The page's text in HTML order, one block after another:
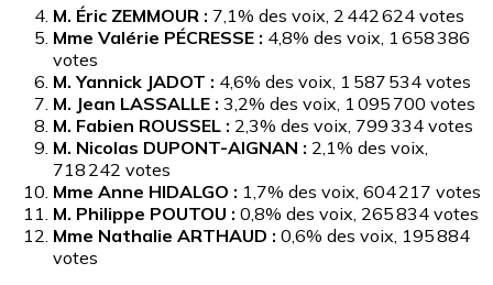
M. Éric ZEMMOUR : 7,1% des voix, 2 442 624 votes
Mme Valérie PÉCRESSE : 4,8% des voix, 1 658 386
votes
M. Yannick JADOT : 4,6% des voix, 1 587 534 votes
M. Jean LASSALLE : 3,2% des voix, 1 095 700 votes
M. Fabien ROUSSEL : 2,3% des voix, 799 334 votes
M. Nicolas DUPONT-AIGNAN : 2,1% des voix,
718 242 votes
Mme Anne HIDALGO : 1,7% des voix, 604 217 votes
M. Philippe POUTOU : 0,8% des voix, 265 834 votes
Mme Nathalie ARTHAUD : 0,6% des voix, 195 884
votes